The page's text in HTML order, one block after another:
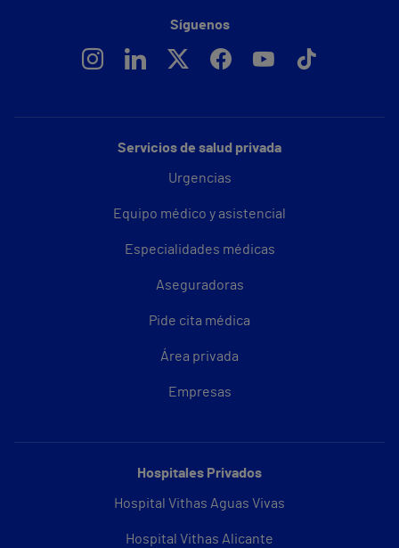
Servicios de salud privada
Urgencias
Equipo médico y asistencial
Especialidades médicas
Aseguradoras
Pide cita médica
Área privada
Empresas
Hospitales Privados
Hospital Vithas Aguas Vivas
Hospital Vithas Alicante
Síguenos